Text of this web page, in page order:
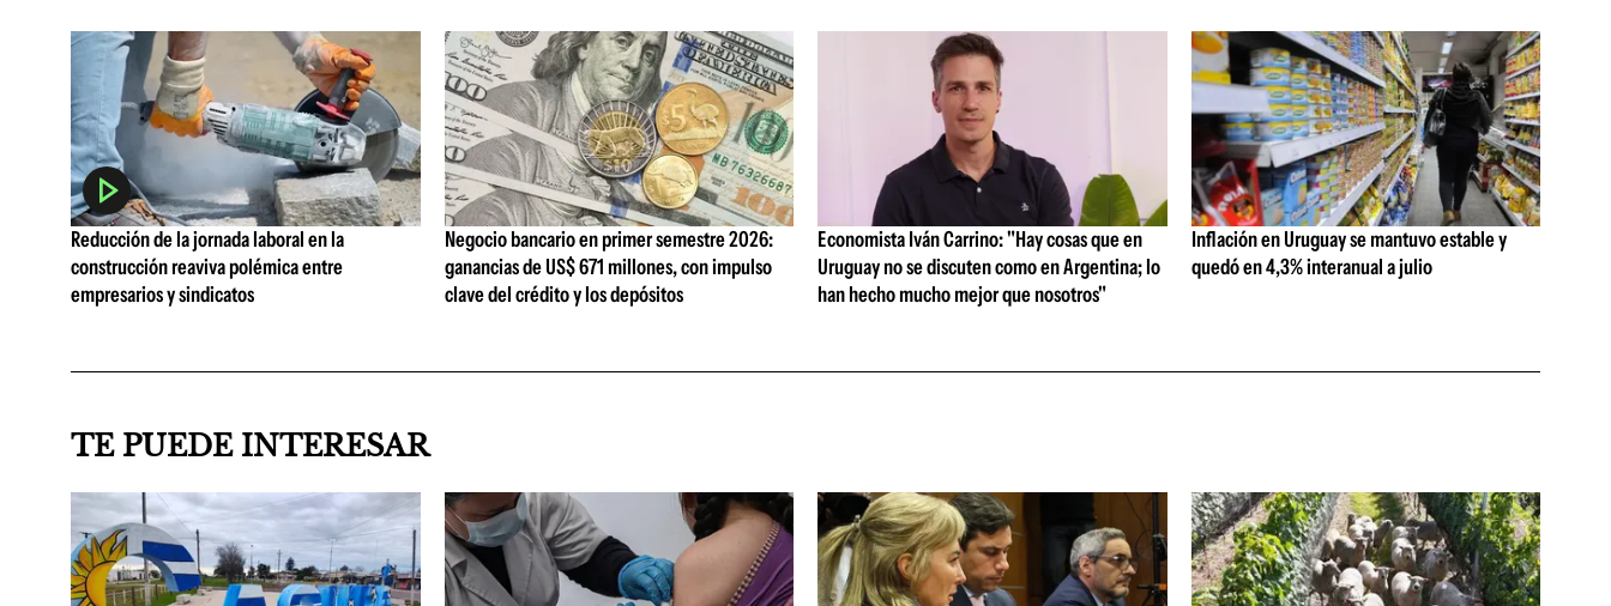
Reducción de la jornada laboral en la
construcción reaviva polémica entre
empresarios y sindicatos
Negocio bancario en primer semestre 2026:
ganancias de US$ 671 millones, con impulso
clave del crédito y los depósitos
Economista Iván Carrino: "Hay cosas que en
Uruguay no se discuten como en Argentina; lo
han hecho mucho mejor que nosotros"
Inflación en Uruguay se mantuvo estable y
quedó en 4,3% interanual a julio
TE PUEDE INTERESAR